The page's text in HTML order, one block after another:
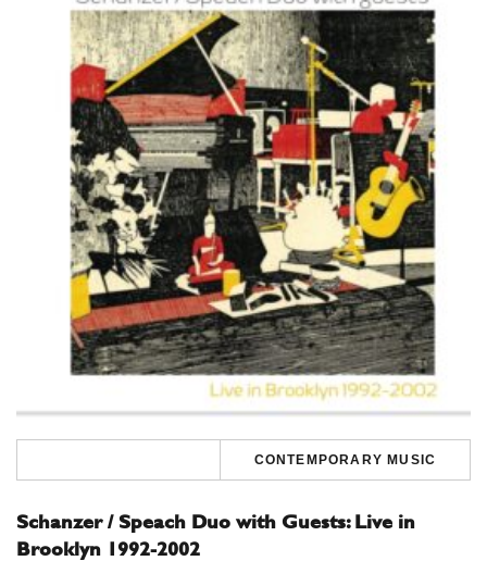
CONTEMPORARY MUSIC
Schanzer / Speach Duo with Guests: Live in
Brooklyn 1992-2002